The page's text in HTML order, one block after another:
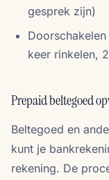
gesprek zijn)
keer rinkelen,
Prepaid beltegoed
Beltegoed en
kunt je
rekening. De